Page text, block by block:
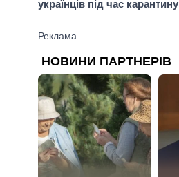
українців під час карантину